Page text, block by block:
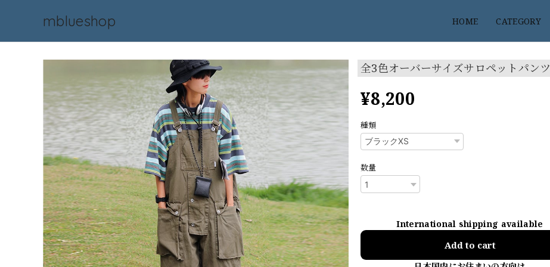
mblueshop HOME CATEGORY
全3色オーバーサイズサロペットパンツ
¥8,200
種類
数量
International shipping available
Add to cart